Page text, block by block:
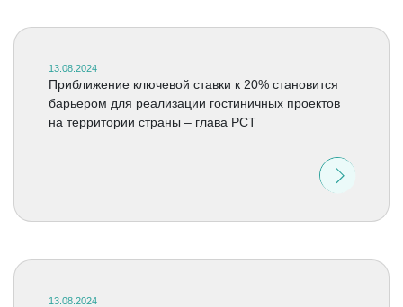
13.08.2024
Приближение ключевой ставки к 20% становится
барьером для реализации гостиничных проектов
на территории страны – глава РСТ
13.08.2024